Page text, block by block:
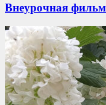
Внеурочная